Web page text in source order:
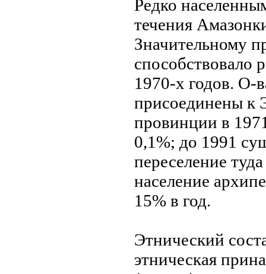
Редко
течения
Значительному
способствовало
1970-х годов. О-
присоединeны к
провинции в
0,1%; до 1991
переселение
население
15% в год.
Этнический
этническая